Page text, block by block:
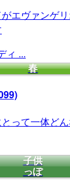
エヴァンゲ
ィ ...
春
って一体ど
子供
っぽ